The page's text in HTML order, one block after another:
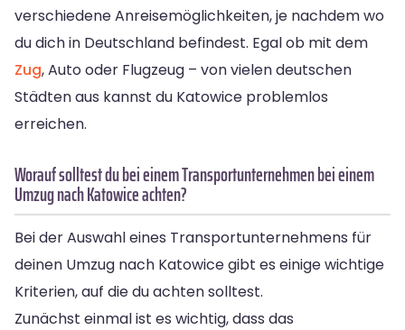
verschiedene Anreisemöglichkeiten, je nachdem wo
du dich in Deutschland befindest. Egal ob mit dem
Zug, Auto oder Flugzeug – von vielen deutschen
Städten aus kannst du Katowice problemlos
erreichen.
Worauf solltest du bei einem Transportunternehmen bei einem
Umzug nach Katowice achten?
Bei der Auswahl eines Transportunternehmens für
deinen Umzug nach Katowice gibt es einige wichtige
Kriterien, auf die du achten solltest.
Zunächst einmal ist es wichtig, dass das